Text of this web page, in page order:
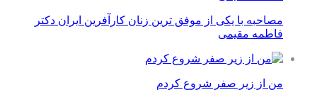
مصاحبه با یکی از موفق ترین زنان کارآفرین ایران دکتر
فاطمه مقیمی
من از زیر صفر شروع کردم